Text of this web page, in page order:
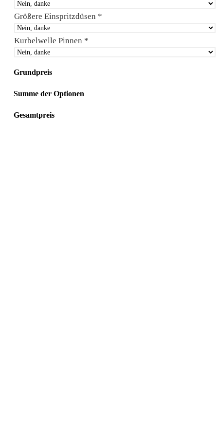
Größere Einspritzdüsen *
Kurbelwelle Pinnen *
Grundpreis
Summe der Optionen
Gesamtpreis